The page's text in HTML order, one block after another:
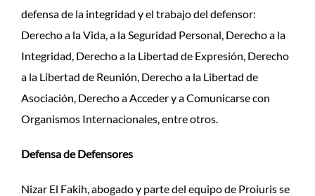
defensa de la integridad y el trabajo del defensor:
Derecho a la Vida, a la Seguridad Personal, Derecho a la
Integridad, Derecho a la Libertad de Expresión, Derecho
a la Libertad de Reunión, Derecho a la Libertad de
Asociación, Derecho a Acceder y a Comunicarse con
Organismos Internacionales, entre otros.
Defensa de Defensores
Nizar El Fakih, abogado y parte del equipo de Proiuris se